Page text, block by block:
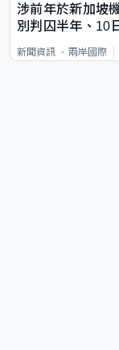
涉前年於新加坡
別判囚半年、10
新聞資訊 兩岸國際